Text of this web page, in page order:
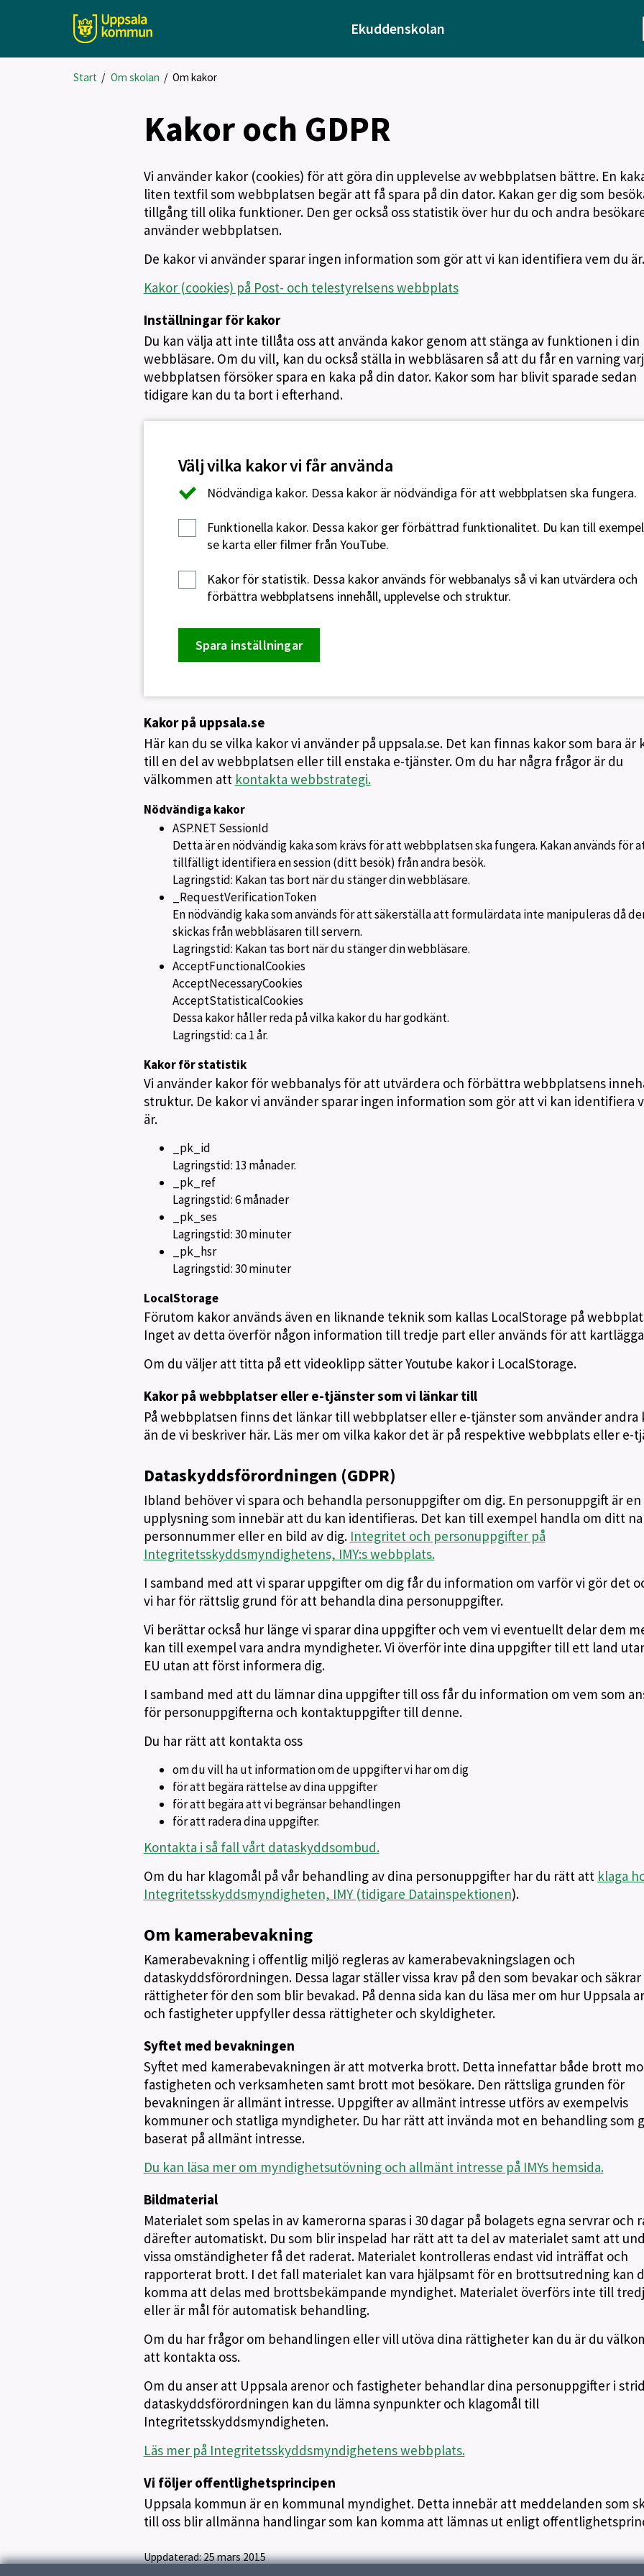
Ekuddenskolan
Start / Om skolan / Om kakor
Kakor och GDPR
Vi använder kakor (cookies) för att göra din upplevelse av webbplatsen bättre. En
liten textfil som webbplatsen begär att få spara på din dator. Kakan ger dig som
tillgång till olika funktioner. Den ger också oss statistik över hur du och andra
använder webbplatsen.
De kakor vi använder sparar ingen information som gör att vi kan identifiera vem du är.
Kakor (cookies) på Post- och telestyrelsens webbplats
Inställningar för kakor
Du kan välja att inte tillåta oss att använda kakor genom att stänga av funktionen i din
webbläsare. Om du vill, kan du också ställa in webbläsaren så att du får en varning
webbplatsen försöker spara en kaka på din dator. Kakor som har blivit sparade sedan
tidigare kan du ta bort i efterhand.
Välj vilka kakor vi får använda
Nödvändiga kakor. Dessa kakor är nödvändiga för att webbplatsen ska fungera.
Funktionella kakor. Dessa kakor ger förbättrad funktionalitet. Du kan till exempel
se karta eller filmer från YouTube.
Kakor för statistik. Dessa kakor används för webbanalys så vi kan utvärdera och
förbättra webbplatsens innehåll, upplevelse och struktur.
Spara inställningar
Kakor på uppsala.se
Här kan du se vilka kakor vi använder på uppsala.se. Det kan finnas kakor som bara är
till en del av webbplatsen eller till enstaka e-tjänster. Om du har några frågor är du
välkommen att kontakta webbstrategi.
Nödvändiga kakor
ASP.NET SessionId
Detta är en nödvändig kaka som krävs för att webbplatsen ska fungera. Kakan används för
tillfälligt identifiera en session (ditt besök) från andra besök.
Lagringstid: Kakan tas bort när du stänger din webbläsare.
_RequestVerificationToken
En nödvändig kaka som används för att säkerställa att formulärdata inte manipuleras då
skickas från webbläsaren till servern.
Lagringstid: Kakan tas bort när du stänger din webbläsare.
AcceptFunctionalCookies
AcceptNecessaryCookies
AcceptStatisticalCookies
Dessa kakor håller reda på vilka kakor du har godkänt.
Lagringstid: ca 1 år.
Kakor för statistik
Vi använder kakor för webbanalys för att utvärdera och förbättra webbplatsens
struktur. De kakor vi använder sparar ingen information som gör att vi kan identifiera
är.
_pk_id
Lagringstid: 13 månader.
_pk_ref
Lagringstid: 6 månader
_pk_ses
Lagringstid: 30 minuter
_pk_hsr
Lagringstid: 30 minuter
LocalStorage
Förutom kakor används även en liknande teknik som kallas LocalStorage på
Inget av detta överför någon information till tredje part eller används för att
Om du väljer att titta på ett videoklipp sätter Youtube kakor i LocalStorage.
Kakor på webbplatser eller e-tjänster som vi länkar till
På webbplatsen finns det länkar till webbplatser eller e-tjänster som använder andra
än de vi beskriver här. Läs mer om vilka kakor det är på respektive webbplats eller e-
Dataskyddsförordningen (GDPR)
Ibland behöver vi spara och behandla personuppgifter om dig. En personuppgift är en
upplysning som innebär att du kan identifieras. Det kan till exempel handla om ditt
personnummer eller en bild av dig. Integritet och personuppgifter på
Integritetsskyddsmyndighetens, IMY:s webbplats.
I samband med att vi sparar uppgifter om dig får du information om varför vi gör det
vi har för rättslig grund för att behandla dina personuppgifter.
Vi berättar också hur länge vi sparar dina uppgifter och vem vi eventuellt delar dem
kan till exempel vara andra myndigheter. Vi överför inte dina uppgifter till ett land
EU utan att först informera dig.
I samband med att du lämnar dina uppgifter till oss får du information om vem som
för personuppgifterna och kontaktuppgifter till denne.
Du har rätt att kontakta oss
om du vill ha ut information om de uppgifter vi har om dig
för att begära rättelse av dina uppgifter
för att begära att vi begränsar behandlingen
för att radera dina uppgifter.
Kontakta i så fall vårt dataskyddsombud.
Om du har klagomål på vår behandling av dina personuppgifter har du rätt att klaga
Integritetsskyddsmyndigheten, IMY (tidigare Datainspektionen).
Om kamerabevakning
Kamerabevakning i offentlig miljö regleras av kamerabevakningslagen och
dataskyddsförordningen. Dessa lagar ställer vissa krav på den som bevakar och säkrar
rättigheter för den som blir bevakad. På denna sida kan du läsa mer om hur Uppsala
och fastigheter uppfyller dessa rättigheter och skyldigheter.
Syftet med bevakningen
Syftet med kamerabevakningen är att motverka brott. Detta innefattar både brott
fastigheten och verksamheten samt brott mot besökare. Den rättsliga grunden för
bevakningen är allmänt intresse. Uppgifter av allmänt intresse utförs av exempelvis
kommuner och statliga myndigheter. Du har rätt att invända mot en behandling som
baserat på allmänt intresse.
Du kan läsa mer om myndighetsutövning och allmänt intresse på IMYs hemsida.
Bildmaterial
Materialet som spelas in av kamerorna sparas i 30 dagar på bolagets egna servrar och
därefter automatiskt. Du som blir inspelad har rätt att ta del av materialet samt att
vissa omständigheter få det raderat. Materialet kontrolleras endast vid inträffat och
rapporterat brott. I det fall materialet kan vara hjälpsamt för en brottsutredning kan
komma att delas med brottsbekämpande myndighet. Materialet överförs inte till
eller är mål för automatisk behandling.
Om du har frågor om behandlingen eller vill utöva dina rättigheter kan du är du
att kontakta oss.
Om du anser att Uppsala arenor och fastigheter behandlar dina personuppgifter i
dataskyddsförordningen kan du lämna synpunkter och klagomål till
Integritetsskyddsmyndigheten.
Läs mer på Integritetsskyddsmyndighetens webbplats.
Vi följer offentlighetsprincipen
Uppsala kommun är en kommunal myndighet. Detta innebär att meddelanden som
till oss blir allmänna handlingar som kan komma att lämnas ut enligt
Uppdaterad:25 mars 2015